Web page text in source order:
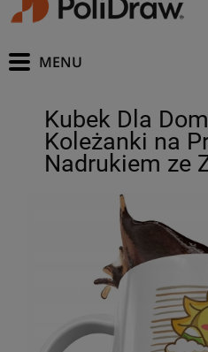
Kubek Dla
Koleżanki na
Nadrukiem ze